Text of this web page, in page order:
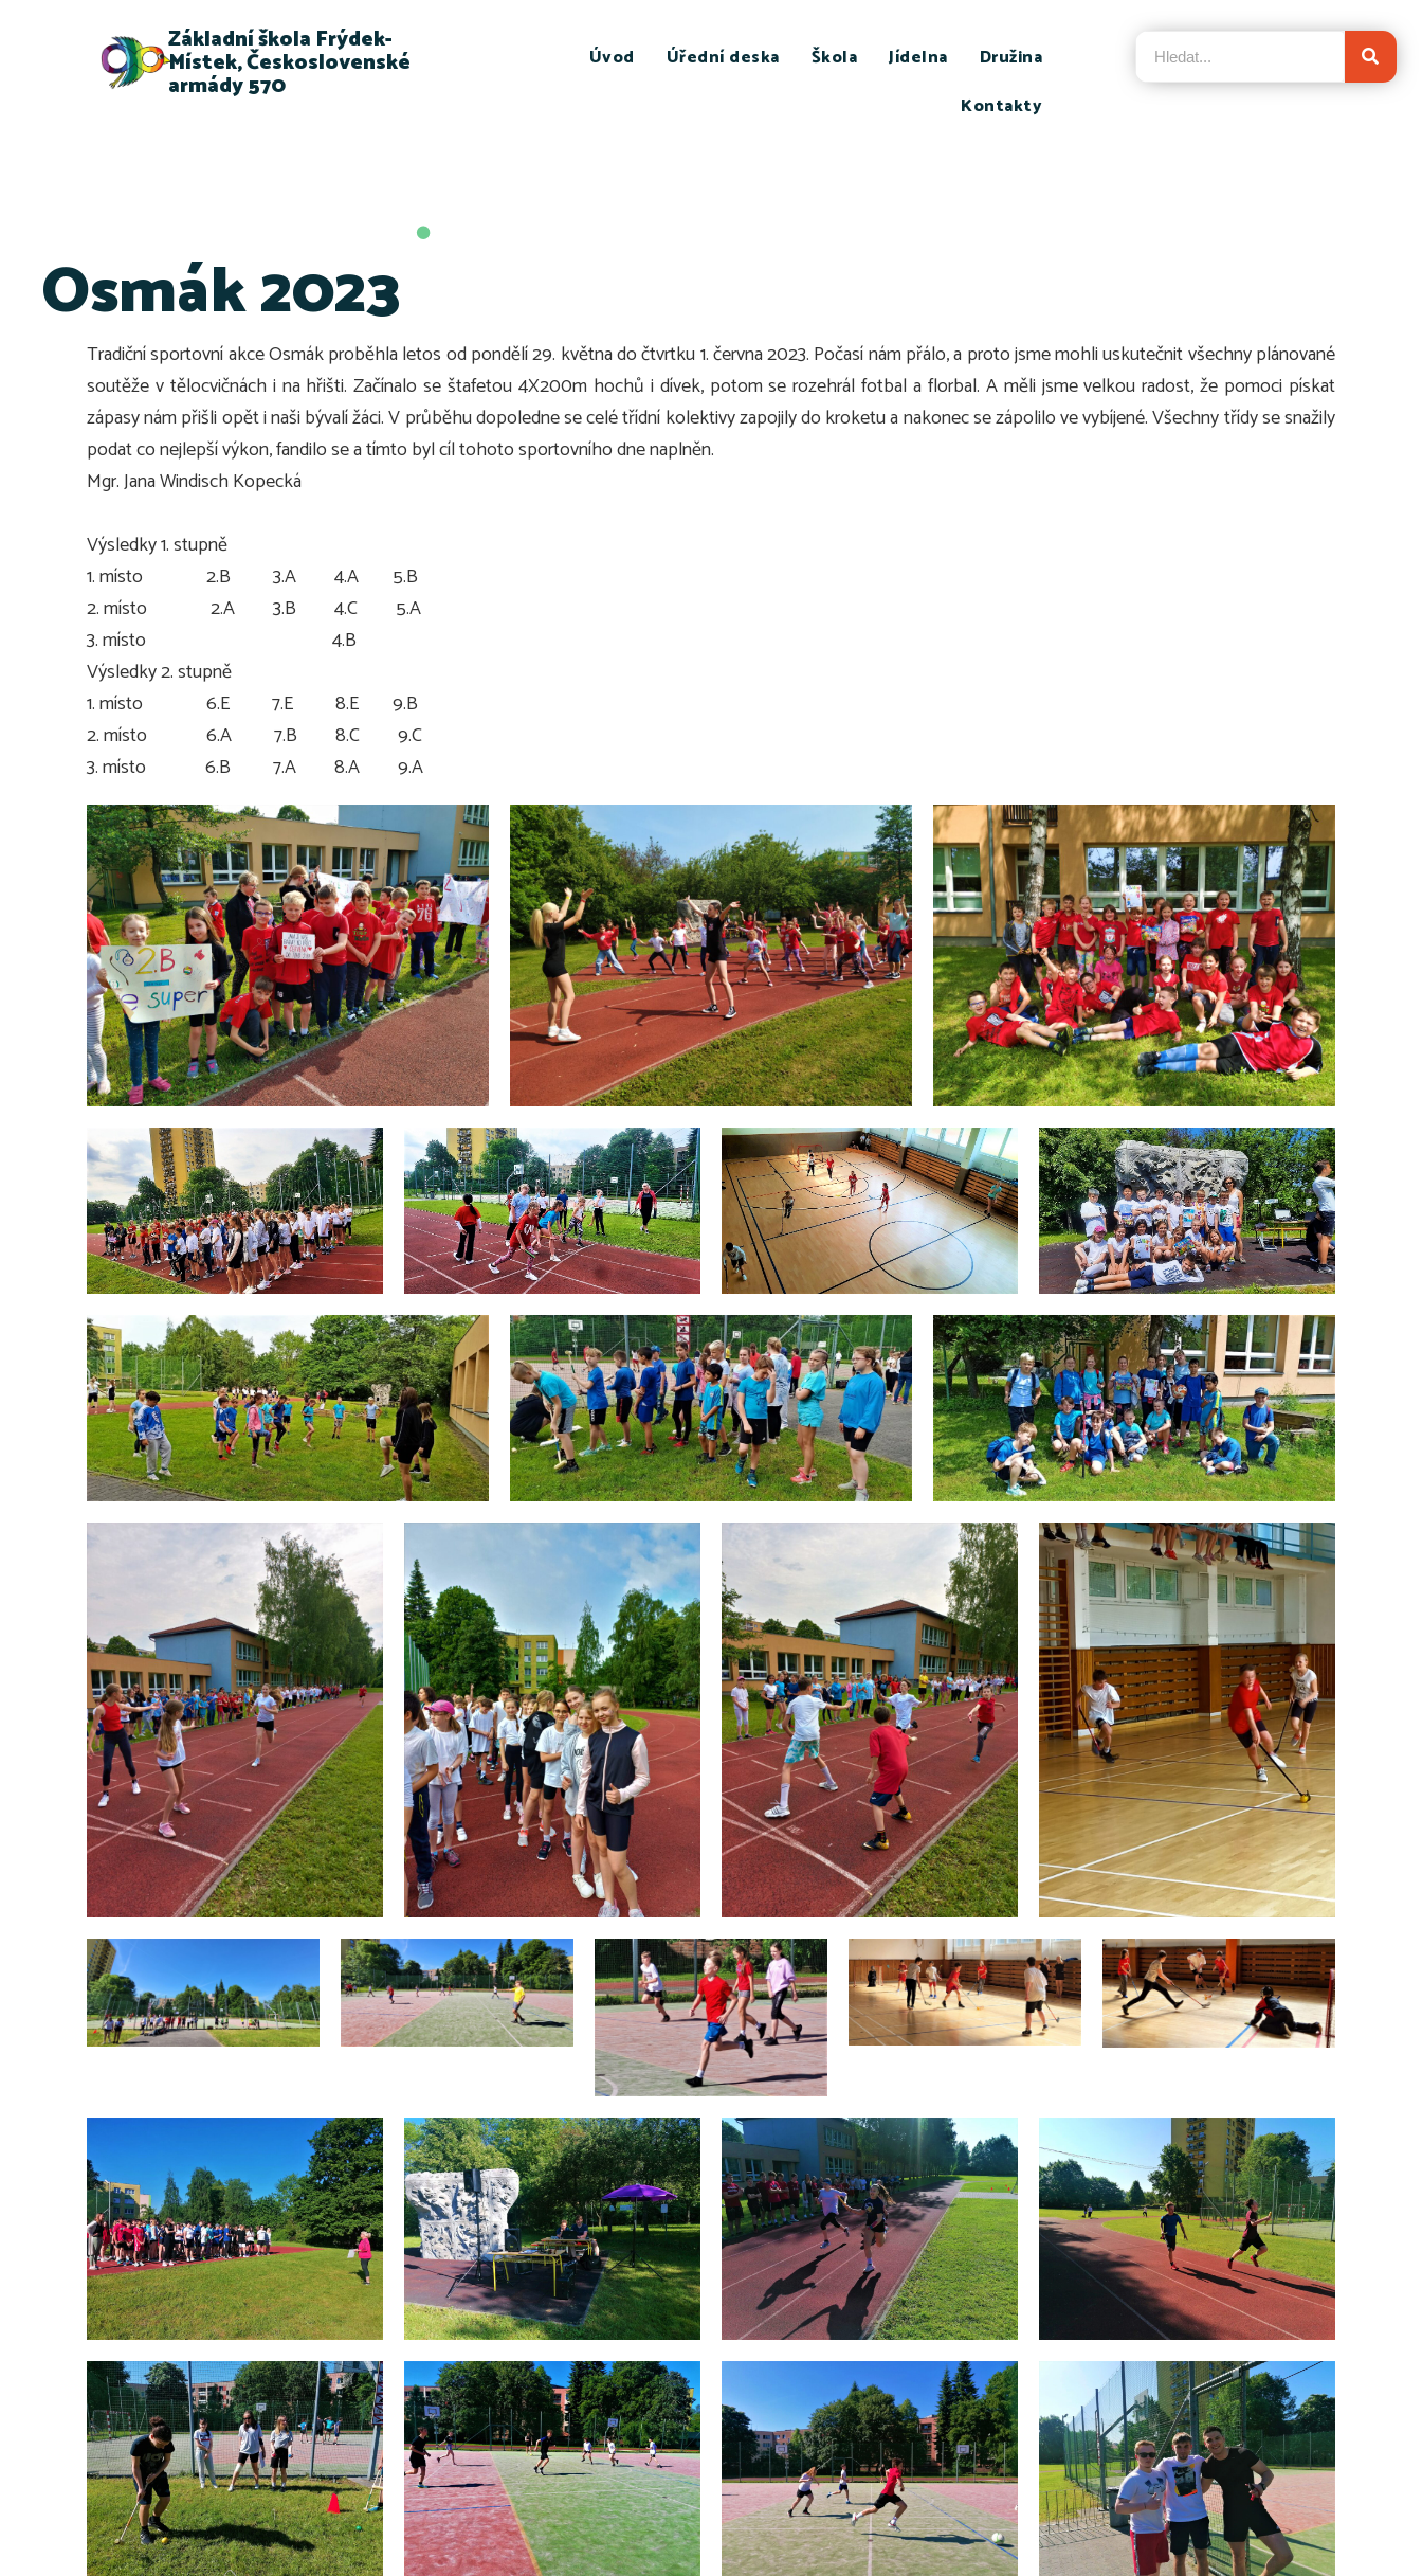
Základní škola Frýdek-
Místek, Československé
armády 570
Úvod Úřední deska Škola Jídelna
Družina
Kontakty
Osmák 2023
Tradiční sportovní akce Osmák proběhla letos od pondělí 29. května do čtvrtku 1. června 2023. Počasí nám přálo, a proto jsme mohli uskutečnit všechny plánované
soutěže v tělocvičnách i na hřišti. Začínalo se štafetou 4X200m hochů i dívek, potom se rozehrál fotbal a florbal. A měli jsme velkou radost, že pomoci pískat
zápasy nám přišli opět i naši bývalí žáci. V průběhu dopoledne se celé třídní kolektivy zapojily do kroketu a nakonec se zápolilo ve vybíjené. Všechny třídy se snažily
podat co nejlepší výkon, fandilo se a tímto byl cíl tohoto sportovního dne naplněn.
Mgr. Jana Windisch Kopecká
Výsledky 1. stupně
1. místo 2.B 3.A 4.A 5.B
2. místo 2.A 3.B 4.C 5.A
3. místo 4.B
Výsledky 2. stupně
1. místo 6.E 7.E 8.E 9.B
2. místo 6.A 7.B 8.C 9.C
3. místo 6.B 7.A 8.A 9.A